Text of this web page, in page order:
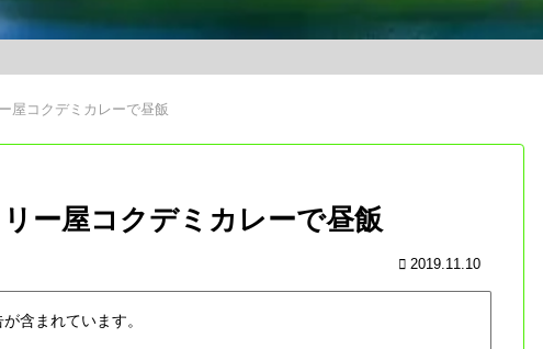
屋コクデミカレーで昼飯
ー屋コクデミカレーで昼飯
2019.11.10
含まれています。